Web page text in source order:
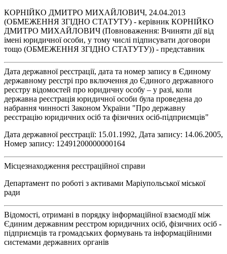
КОРНІЙКО ДМИТРО МИХАЙЛОВИЧ, 24.04.2013
(ОБМЕЖЕННЯ ЗГІДНО СТАТУТУ) - керівник КОРНІЙКО
ДМИТРО МИХАЙЛОВИЧ (Повноваження: Вчиняти дії від
імені юридичної особи, у тому числі підписувати договори
тощо (ОБМЕЖЕННЯ ЗГІДНО СТАТУТУ)) - представник
Дата державної реєстрації, дата та номер запису в Єдиному
державному реєстрі про включення до Єдиного державного
реєстру відомостей про юридичну особу – у разі, коли
державна реєстрація юридичної особи була проведена до
набрання чинності Законом України "Про державну
реєстрацію юридичних осіб та фізичних осіб-підприємців"
Дата державної реєстрації: 15.01.1992, Дата запису: 14.06.2005,
Номер запису: 12491200000000164
Місцезнаходження реєстраційної справи
Департамент по роботі з активами Маріупольської міської
ради
Відомості, отримані в порядку інформаційної взаємодії між
Єдиним державним реєстром юридичних осіб, фізичних осіб -
підприємців та громадських формувань та інформаційними
системами державних органів